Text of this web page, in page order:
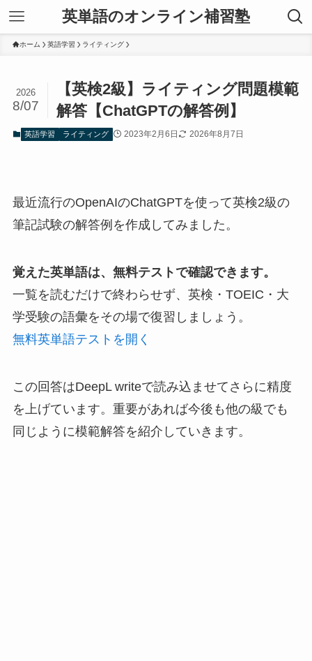
英単語のオンライン補習塾
ホーム 英語学習 ライティング
【英検2級】ライティング問題模範
解答【ChatGPTの解答例】
2026
8/07
英語学習 ライティング 2023年2月6日 2026年8月7日
最近流行のOpenAIのChatGPTを使って英検2級の
筆記試験の解答例を作成してみました。
覚えた英単語は、無料テストで確認できます。
一覧を読むだけで終わらせず、英検・TOEIC・大
学受験の語彙をその場で復習しましょう。
無料英単語テストを開く
この回答はDeepL writeで読み込ませてさらに精度
を上げています。重要があれば今後も他の級でも
同じように模範解答を紹介していきます。